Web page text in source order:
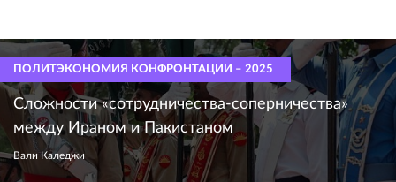
ПОЛИТЭКОНОМИЯ КОНФРОНТАЦИИ – 2025
Сложности «сотрудничества-соперничества»
между Ираном и Пакистаном
Вали Каледжи